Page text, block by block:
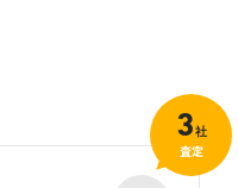
3社
査定